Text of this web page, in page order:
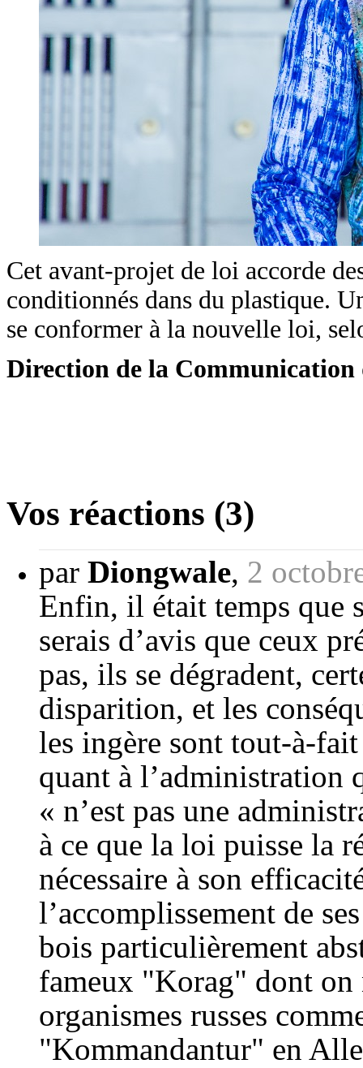
Cet avant-projet de loi accorde
conditionnés dans du plastique.
se conformer à la nouvelle loi,
Direction de la Communication
Vos réactions (3)
par Diongwale, 2
Enfin, il était temps que
serais d’avis que ceux
pas, ils se dégradent,
disparition, et les
les ingère sont tout-à-
quant à l’administration
« n’est pas une
à ce que la loi puisse la
nécessaire à son
l’accomplissement de
bois particulièrement
fameux "Korag" dont on
organismes russes
"Kommandantur" en